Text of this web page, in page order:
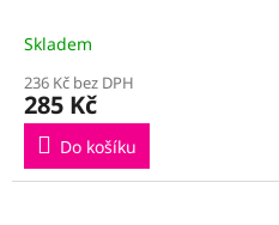
Skladem
236 Kč bez DPH
285 Kč
Do košíku